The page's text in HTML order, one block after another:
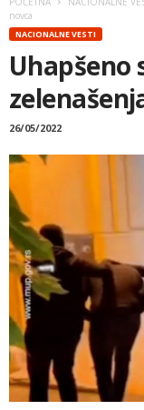
novca
NACIONALNE VESTI
Uhapšeno
26/05/2022